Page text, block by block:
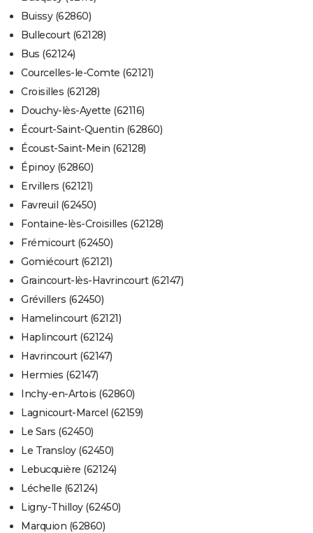
Buissy (62860)
Bullecourt (62128)
Bus (62124)
Courcelles-le-Comte (62121)
Croisilles (62128)
Douchy-lès-Ayette (62116)
Écourt-Saint-Quentin (62860)
Écoust-Saint-Mein (62128)
Épinoy (62860)
Ervillers (62121)
Favreuil (62450)
Fontaine-lès-Croisilles (62128)
Frémicourt (62450)
Gomiécourt (62121)
Graincourt-lès-Havrincourt (62147)
Grévillers (62450)
Hamelincourt (62121)
Haplincourt (62124)
Havrincourt (62147)
Hermies (62147)
Inchy-en-Artois (62860)
Lagnicourt-Marcel (62159)
Le Sars (62450)
Le Transloy (62450)
Lebucquière (62124)
Léchelle (62124)
Ligny-Thilloy (62450)
Marquion (62860)